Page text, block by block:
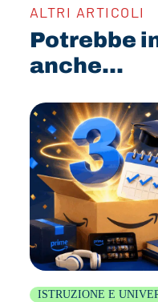
ALTRI ARTICOLI
Potrebbe
anche...
ISTRUZIONE E